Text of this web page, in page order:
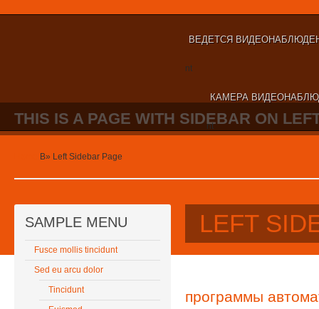
ВЕДЕТСЯ
nt
КАМЕРА
nt
THIS IS A PAGE WITH SIDEBAR ON
В» Left Sidebar Page
SAMPLE MENU
Fusce mollis tincidunt
Sed eu arcu dolor
Tincidunt
LEFT
программы